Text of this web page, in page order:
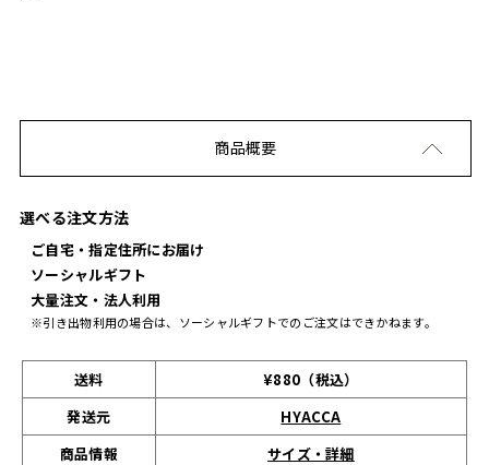
商品概要
選べる注文方法
ご自宅・指定住所にお届け
ソーシャルギフト
大量注文・法人利用
※引き出物利用の場合は、ソーシャルギフトでのご注文はできかねます。
送料
¥880（税込）
発送元
HYACCA
商品情報
サイズ・詳細